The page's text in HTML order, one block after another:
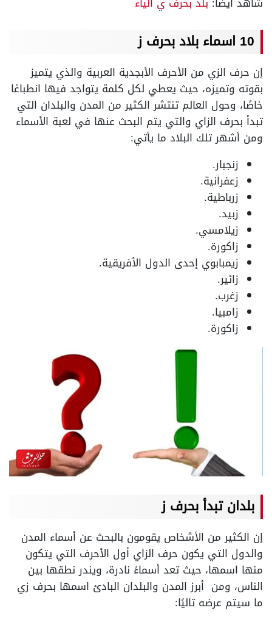
10 اسماء بلاد بحرف ز
إن حرف الزي من الأحرف الأبجدية العربية والذي يتميز
بقوته وتميزه، حيث يعطي لكل كلمة يتواجد فيها انطباعًا
خاصًا، وحول العالم تنتشر الكثير من المدن والبلدان التي
تبدأ بحرف الزاي والتي يتم البحث عنها في لعبة الأسماء
ومن أشهر تلك البلاد ما يأتي:
زنجبار.
زعفرانية.
زرباطية.
زبيد.
زيلامسي.
زاكورة.
زيمبابوي إحدى الدول الأفريقية.
زائير.
زغرب.
زامبيا.
زاكورة.
بلدان تبدأ بحرف ز
إن الكثير من الأشخاص يقومون بالبحث عن أسماء المدن
والدول التي يكون حرف الزاي أول الأحرف التي يتكون
منها اسمها، حيث تعد أسماءً نادرة، ويندر نطقها بين
الناس، ومن أبرز المدن والبلدان البادئ اسمها بحرف زي
ما سيتم عرضه تاليًا: